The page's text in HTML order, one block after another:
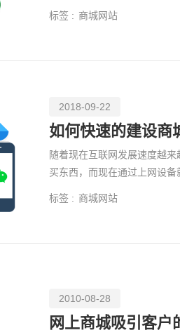
标签 : 商城网站
2018-09-22
随着现在互联网发展速度越
买东西，而现在通过上网设
标签 : 商城网站
2010-08-28
网上商城吸引客户